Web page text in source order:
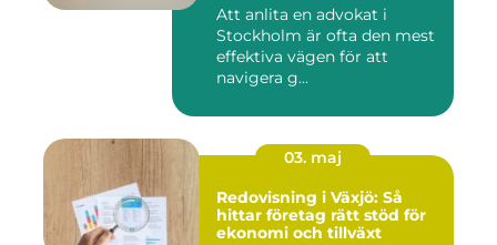
Att anlita en advokat i
Stockholm är ofta den mest
effektiva vägen för att
navigera g...
03. maj
Redovisning i Växjö: Så
hittar företag rätt stöd för
ekonomi och tillväxt